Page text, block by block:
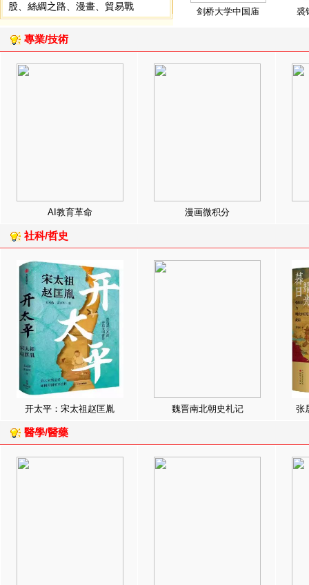
股
絲綢之路 漫畫 貿易戰 剑桥大学中国庙 裘
專業/技術
AI教育革命 漫画微积分
社科/哲史
开太平：宋太祖赵匡胤 魏晋南北朝史札记 张
醫學/醫藥